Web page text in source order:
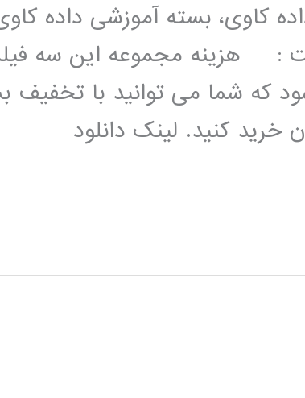
کاوی، بسته آموزشی داده
: هزینه مجموعه این سه
می شود که شما می توانید با